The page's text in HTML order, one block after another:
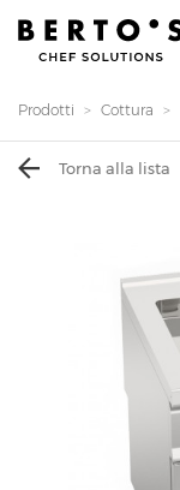
Prodotti Cottura
Torna alla lista